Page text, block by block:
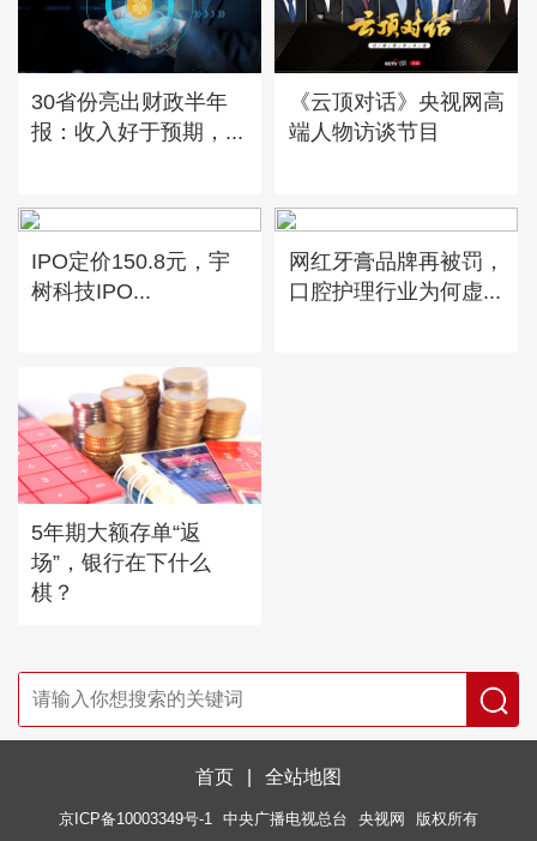
30省份亮出财政半年
报：收入好于预期，...
《云顶对话》央视网高
端人物访谈节目
IPO定价150.8元，宇
树科技IPO...
网红牙膏品牌再被罚，
口腔护理行业为何虚...
5年期大额存单“返
场”，银行在下什么
棋？
首页 全站地图
京ICP备10003349号-1 中央广播电视总台 央视网 版权所有